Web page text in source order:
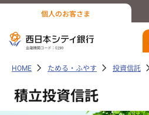
個人のお客さま
HOME ためる・ふやす 投資信託
積立投資信託